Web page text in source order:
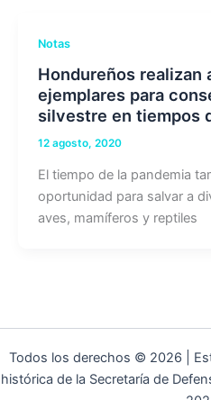
Notas
Hondureños realizan
ejemplares para
silvestre en tiempos
12 agosto, 2020
El tiempo de la pandemia
oportunidad para salvar a
aves, mamíferos y reptiles
Todos los derechos © 2026 |
histórica de la Secretaría de